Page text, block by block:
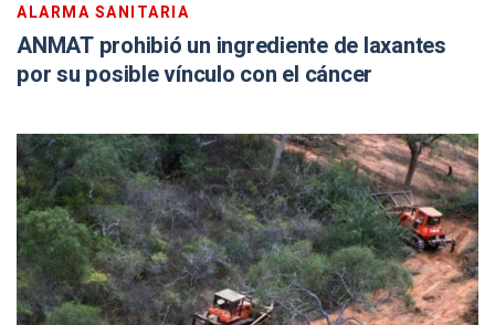
ALARMA SANITARIA
ANMAT prohibió un ingrediente de laxantes
por su posible vínculo con el cáncer